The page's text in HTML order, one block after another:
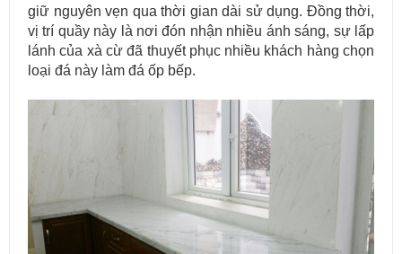
giữ nguyên vẹn qua thời gian dài sử dụng. Đồng thời,
vị trí quầy này là nơi đón nhận nhiều ánh sáng, sự lấp
lánh của xà cừ đã thuyết phục nhiều khách hàng chọn
loại đá này làm đá ốp bếp.